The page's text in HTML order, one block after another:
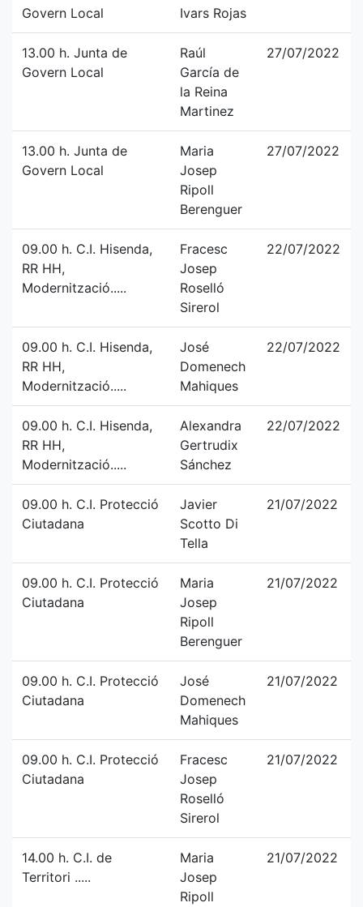
Govern Local
Ivars Rojas
13.00 h. Junta de
Govern Local
Raúl
García de
la Reina
Martinez
27/07/2022
13.00 h. Junta de
Govern Local
Maria
Josep
Ripoll
Berenguer
27/07/2022
09.00 h. C.I. Hisenda,
RR HH,
Modernització.....
Fracesc
Josep
Roselló
Sirerol
22/07/2022
09.00 h. C.I. Hisenda,
RR HH,
Modernització.....
José
Domenech
Mahiques
22/07/2022
09.00 h. C.I. Hisenda,
RR HH,
Modernització.....
Alexandra
Gertrudix
Sánchez
22/07/2022
09.00 h. C.I. Protecció
Ciutadana
Javier
Scotto Di
Tella
21/07/2022
09.00 h. C.I. Protecció
Ciutadana
Maria
Josep
Ripoll
Berenguer
21/07/2022
09.00 h. C.I. Protecció
Ciutadana
José
Domenech
Mahiques
21/07/2022
09.00 h. C.I. Protecció
Ciutadana
Fracesc
Josep
Roselló
Sirerol
21/07/2022
14.00 h. C.I. de
Territori .....
Maria
Josep
Ripoll
21/07/2022